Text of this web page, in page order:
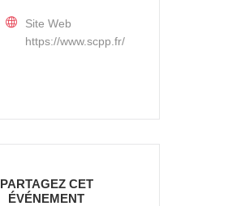
Site Web
https://www.scpp.fr/
PARTAGEZ CET
ÉVÉNEMENT